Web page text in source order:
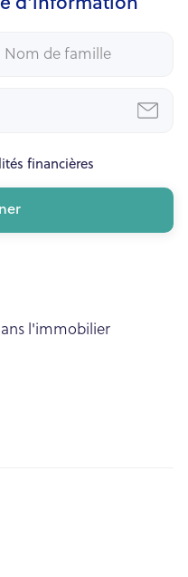
l'immobilier
d'information
financières